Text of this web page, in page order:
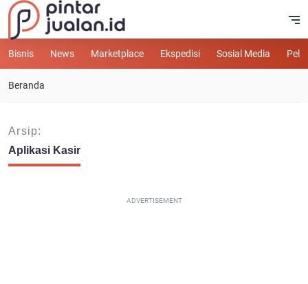
Bisnis News Marketplace Ekspedisi Sosial Media
Beranda
Arsip:
Aplikasi Kasir
ADVERTISEMENT